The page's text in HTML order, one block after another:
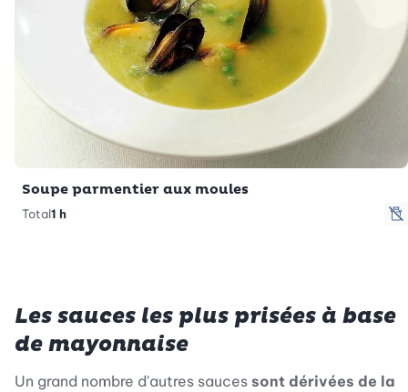
Soupe parmentier aux moules
Total1 h
Les sauces les plus prisées à base
de mayonnaise
Un grand nombre d'autres sauces sont dérivées de la